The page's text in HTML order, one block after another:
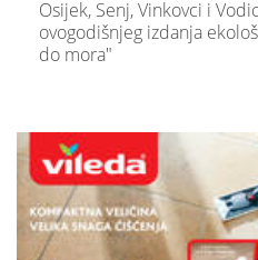
Osijek, Senj, Vinkovci i
ovogodišnjeg izdanja
do mora"